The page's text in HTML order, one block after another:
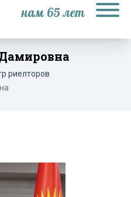
нам 65 лет
риелторов